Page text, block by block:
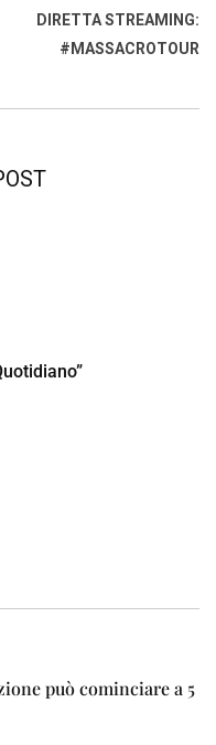
DIRETTA STREAMING:
#MASSACROTOUR
può cominciare a 5